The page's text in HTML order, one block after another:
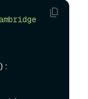
):